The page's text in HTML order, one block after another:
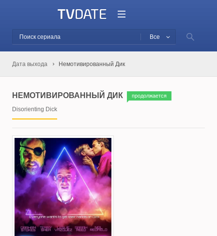
Все
Дата выхода Немотивированный Дик
НЕМОТИВИРОВАННЫЙ ДИК продолжается
Disorienting Dick